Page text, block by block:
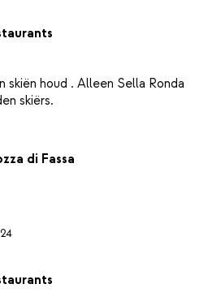
skiën houd . Alleen Sella Ronda
di Fassa